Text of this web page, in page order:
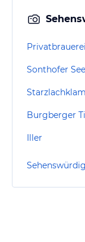
Sonthofer See
Burgberger
Iller